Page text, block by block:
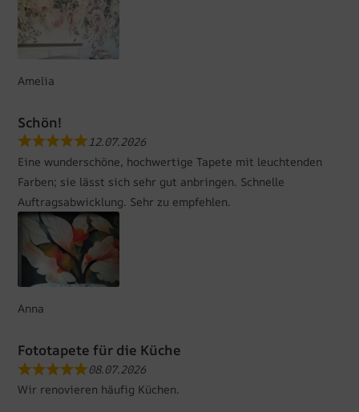
Amelia
Schön!
12.07.2026
Eine wunderschöne, hochwertige Tapete mit leuchtenden
Farben; sie lässt sich sehr gut anbringen. Schnelle
Auftragsabwicklung. Sehr zu empfehlen.
Anna
Fototapete für die Küche
08.07.2026
Wir renovieren häufig Küchen.